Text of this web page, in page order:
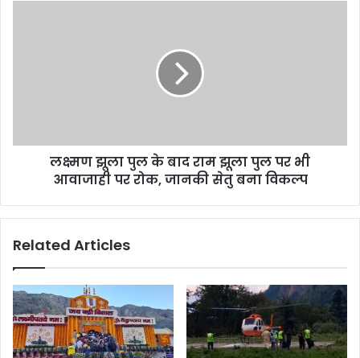
लक्ष्मण झूला पुल के बाद राम झूला पुल पर भी
आवाजाही पर रोक, जानकी सेतु बना विकल्प
Related Articles